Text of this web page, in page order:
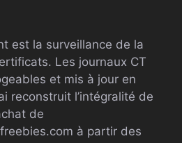
est la surveillance de la
Les journaux CT
et mis à jour en
reconstruit l’intégralité de
de
à partir des